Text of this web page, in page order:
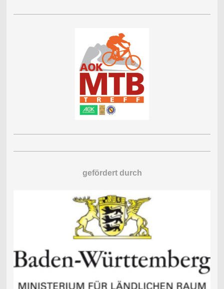
gefördert durch